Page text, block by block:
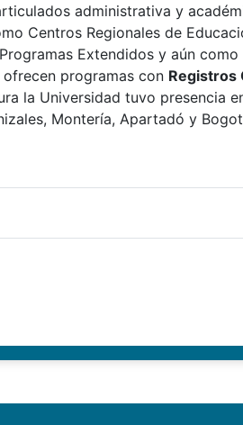
administrativa y
Centros Regionales de
Extendidos y aún como
programas con Registros
la Universidad tuvo presencia
Montería, Apartadó y